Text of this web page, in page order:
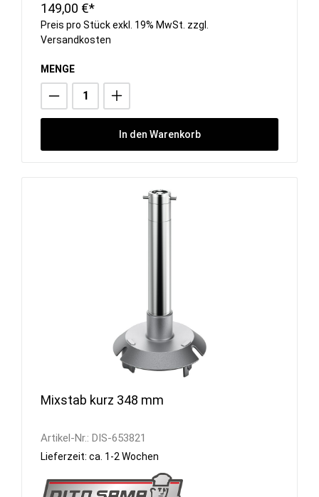
149,00 €*
Preis pro Stück exkl. 19% MwSt. zzgl.
Versandkosten
MENGE
In den Warenkorb
Mixstab kurz 348 mm
Artikel-Nr.: DIS-653821
Lieferzeit: ca. 1-2 Wochen